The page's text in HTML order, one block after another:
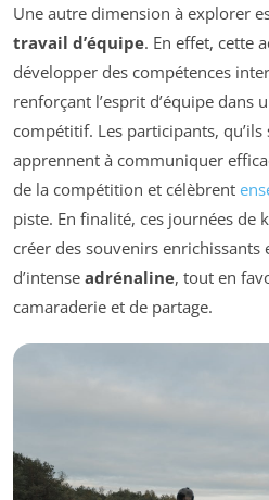
Une autre dimension à explorer
travail d’équipe. En effet, cette
développer des compétences
renforçant l’esprit d’équipe dans
compétitif. Les participants,
apprennent à communiquer
de la compétition et célèbrent
piste. En finalité, ces journées de
créer des souvenirs
d’intense adrénaline, tout en
camaraderie et de partage.